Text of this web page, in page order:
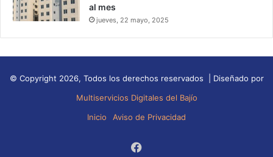
al mes
jueves, 22 mayo, 2025
© Copyright 2026, Todos los derechos reservados | Diseñado por
Multiservicios Digitales del Bajío
Inicio
Aviso de Privacidad
Facebook